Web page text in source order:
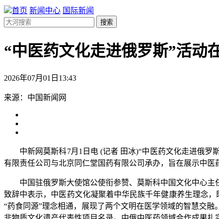
首页 新闻中心 国际新闻
搜索
“中医药文化走进俄罗斯”活动
2026年07月01日13:43
来源：中国新闻网
中新网莫斯科7月1日电 (记者 田冰)“中医药文化走进俄罗
有限责任公司与北京同仁堂国药有限公司承办，旨在展示中
中国驻俄罗斯大使馆公使衔参赞、莫斯科中国文化中心主
致辞中表示，中医药文化凝聚着中华民族千年健康养生理念
“药食同源”理念相通，展现了两个文明在医学领域的智慧交